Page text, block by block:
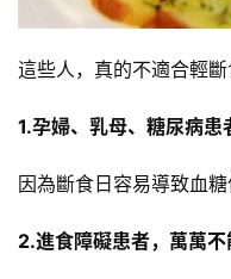
這些人，真的不適合輕
1.孕婦、乳母、糖尿病患
因為斷食日容易導致血糖
2.進食障礙患者，萬萬不